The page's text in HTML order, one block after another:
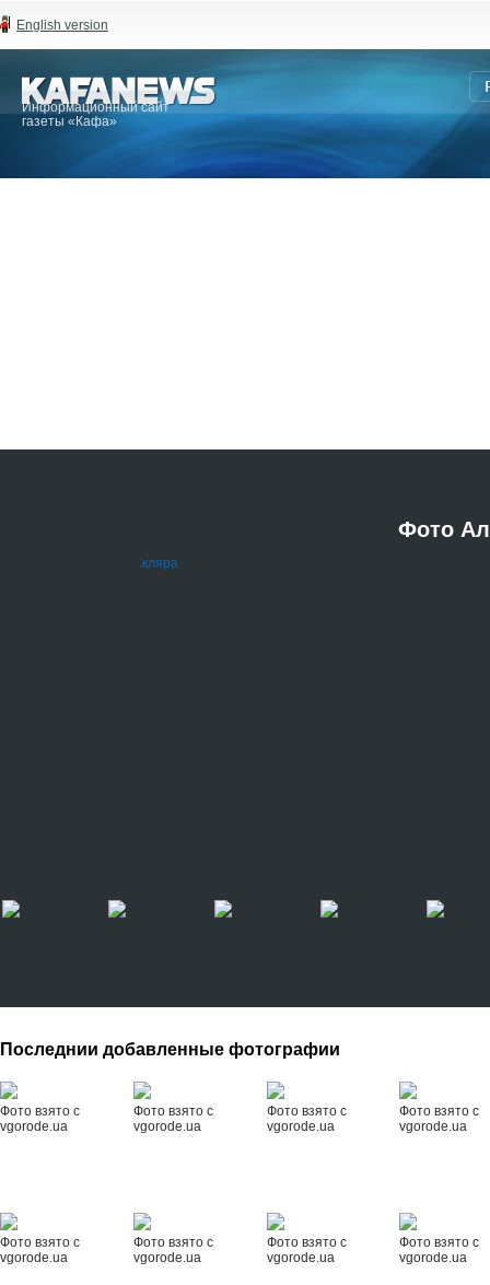
English version
Информационный сайт
газеты «Кафа»
Фото
Последнии добавленные фотографии
Фото взято с
vgorode.ua
Фото взято с
vgorode.ua
Фото взято с
vgorode.ua
Фото взято с
vgorode.ua
Фото взято с
vgorode.ua
Фото взято с
vgorode.ua
Фото взято с
vgorode.ua
Фото взято с
vgorode.ua